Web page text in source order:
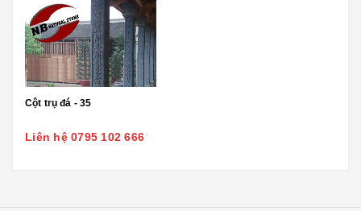
Cột trụ đá - 35
Liên hệ 0795 102 666